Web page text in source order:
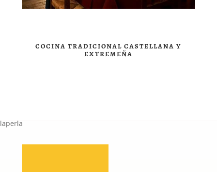
COCINA TRADICIONAL CASTELLANA Y
EXTREMEÑA